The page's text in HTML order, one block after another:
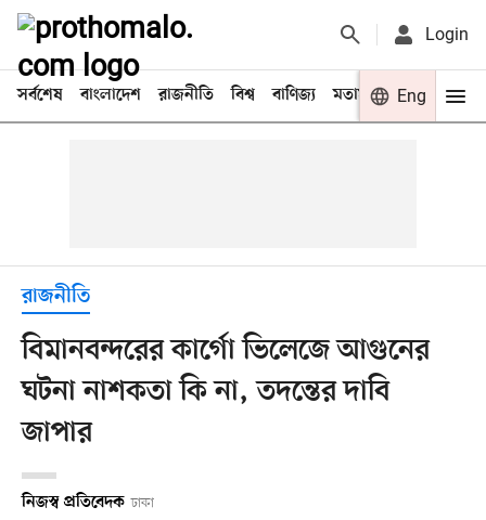
Login
সর্বশেষ বাংলাদেশ রাজনীতি বিশ্ব বাণিজ্য মতামত খেলা
Eng
রাজনীতি
বিমানবন্দরের কার্গো ভিলেজে আগুনের
ঘটনা নাশকতা কি না, তদন্তের দাবি
জাপার
নিজস্ব প্রতিবেদক ঢাকা